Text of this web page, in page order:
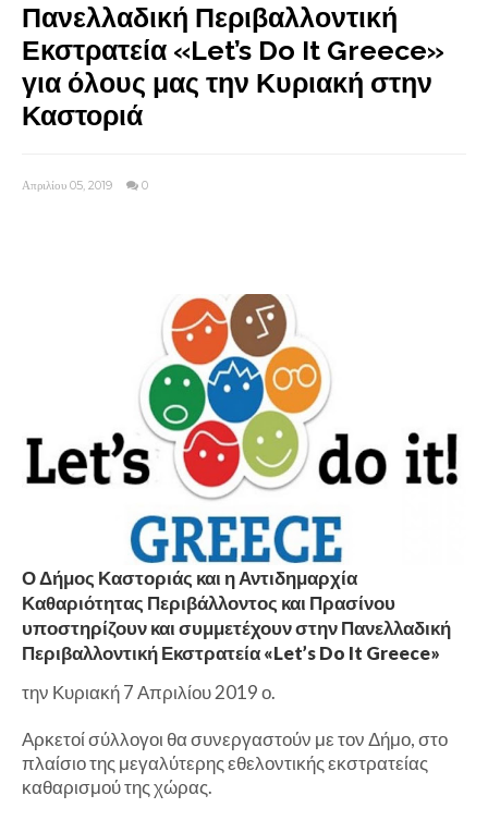
Πανελλαδική Περιβαλλοντική
Εκστρατεία «Let’s Do It Greece»
για όλους μας την Κυριακή στην
Καστοριά
Απριλίου 05, 2019 0
Ο Δήμος Καστοριάς και η Αντιδημαρχία
Καθαριότητας Περιβάλλοντος και Πρασίνου
υποστηρίζουν και συμμετέχουν στην Πανελλαδική
Περιβαλλοντική Εκστρατεία «Let’s Do It Greece»
την Κυριακή 7 Απριλίου 2019 ο.
Αρκετοί σύλλογοι θα συνεργαστούν με τον Δήμο, στο
πλαίσιο της μεγαλύτερης εθελοντικής εκστρατείας
καθαρισμού της χώρας.